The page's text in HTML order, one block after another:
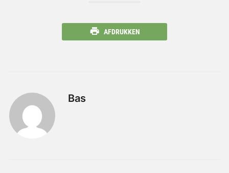
AFDRUKKEN
Bas